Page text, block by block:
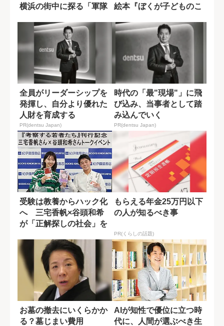
横浜の街中に探る「軍隊
絵本『ぼくが子どものこ
全員がリーダーシップを
発揮し、自分より優れた
人財を育成する
PR(dentsu Japan)
時代の「最"現場"」に飛
び込み、当事者として踏
み込んでいく
PR(dentsu Japan)
受験は教養からハック化
へ 三宅香帆×谷頭和希
が「正解探しの社会」を
もらえる年金25万円以下
の人が知るべき事
PR(くらしの話題)
お墓の撤去にいくらかか
る？墓じまい費用
AIが知性で優位に立つ時
代に、人間が選ぶべき生